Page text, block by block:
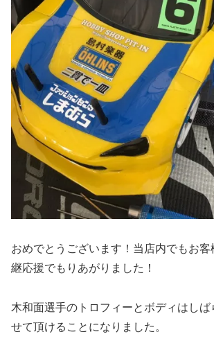
おめでとうございます！当店内でもお客
継応援でもりあがりました！
木和面選手のトロフィーとボディはしば
せて頂けることになりました。